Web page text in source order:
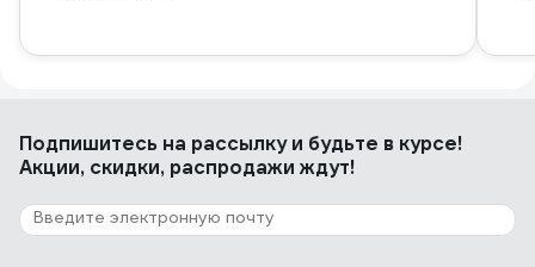
Подпишитесь на рассылкуи будьте в курсе!
Акции, скидки, распродажи ждут!